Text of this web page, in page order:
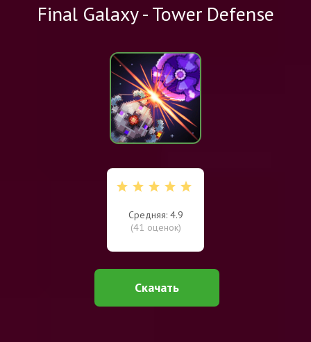
Final Galaxy - Tower Defense
Средняя: 4.9
(41 оценок)
Скачать